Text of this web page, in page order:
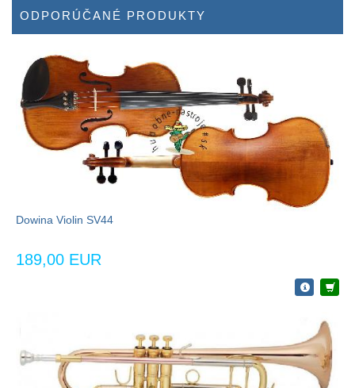
ODPORÚČANÉ PRODUKTY
Dowina Violin SV44
189,00 EUR